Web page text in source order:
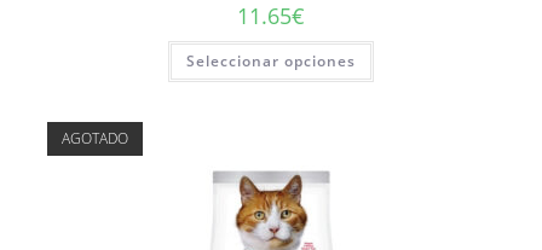
11.65€
Seleccionar opciones
AGOTADO